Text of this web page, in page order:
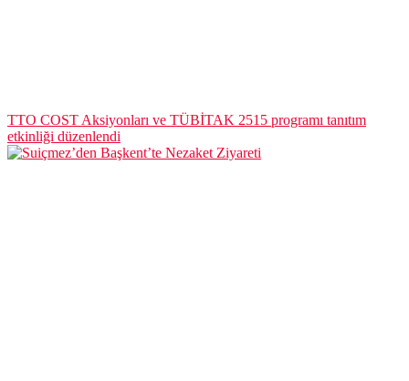
TTO COST Aksiyonları ve TÜBİTAK 2515 programı tanıtım
etkinliği düzenlendi